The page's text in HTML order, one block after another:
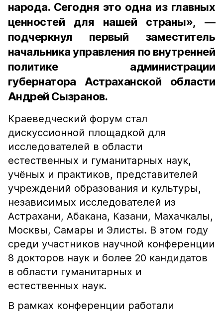
народа. Сегодня это одна из главных
ценностей для нашей страны», —
подчеркнул первый заместитель
начальника управления по внутренней
политике администрации
губернатора Астраханской области
Андрей Сызранов.
Краеведческий форум стал
дискуссионной площадкой для
исследователей в области
естественных и гуманитарных наук,
учёных и практиков, представителей
учреждений образования и культуры,
независимых исследователей из
Астрахани, Абакана, Казани, Махачкалы,
Москвы, Самары и Элисты. В этом году
среди участников научной конференции
8 докторов наук и более 20 кандидатов
в области гуманитарных и
естественных наук.
В рамках конференции работали